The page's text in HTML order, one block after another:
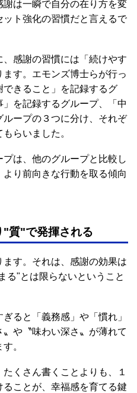
は一瞬で自分の在り方を変
ト強化の習慣だと言えるで
感謝の習慣には「続けやす
す。エモンズ博士らが行っ
きること」を記録するグ
を記録するグループ、「中
ープの３つに分け、それぞ
らいました。
は、他のグループと比較し
り前向きな行動を取る傾向
質"で発揮される
す。それは、感謝の効果は
る"とは限らないということ
ると「義務感」や「慣れ」
や〝味わい深さ〟が薄れて
。
くさん書くことよりも、１
ことが、幸福感を育てる鍵